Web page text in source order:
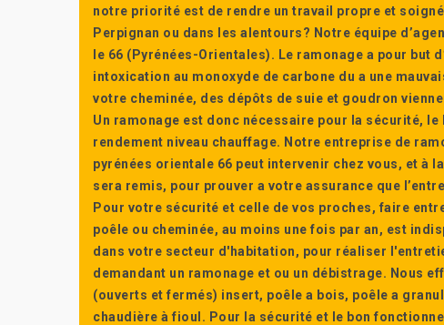
notre priorité est de rendre un travail propre et
Perpignan ou dans les alentours? Notre équipe
le 66 (Pyrénées-Orientales). Le ramonage a pour but
intoxication au monoxyde de carbone du a une
votre cheminée, des dépôts de suie et goudron
Un ramonage est donc nécessaire pour la sécurité,
rendement niveau chauffage. Notre entreprise de
pyrénées orientale 66 peut intervenir chez vous, et à
sera remis, pour prouver a votre assurance que
Pour votre sécurité et celle de vos proches, faire
poêle ou cheminée, au moins une fois par an, est
dans votre secteur d'habitation, pour réaliser
demandant un ramonage et ou un débistrage. Nous
(ouverts et fermés) insert, poêle a bois, poêle a
chaudière à fioul. Pour la sécurité et le bon